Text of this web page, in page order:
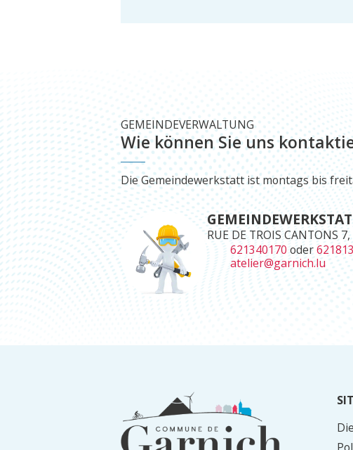
Wie können Sie uns
GEMEINDEVERWALTUNG
Die Gemeindewerkstatt ist montags bis
RUE DE TROIS CANTONS
621340170oder
atelier@garnich.lu